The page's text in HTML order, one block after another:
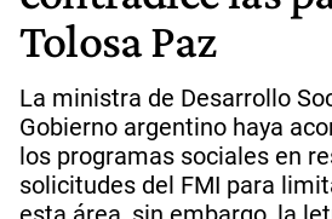
Tolosa Paz
La ministra de Desarrollo
Gobierno argentino haya
los programas sociales en
solicitudes del FMI para